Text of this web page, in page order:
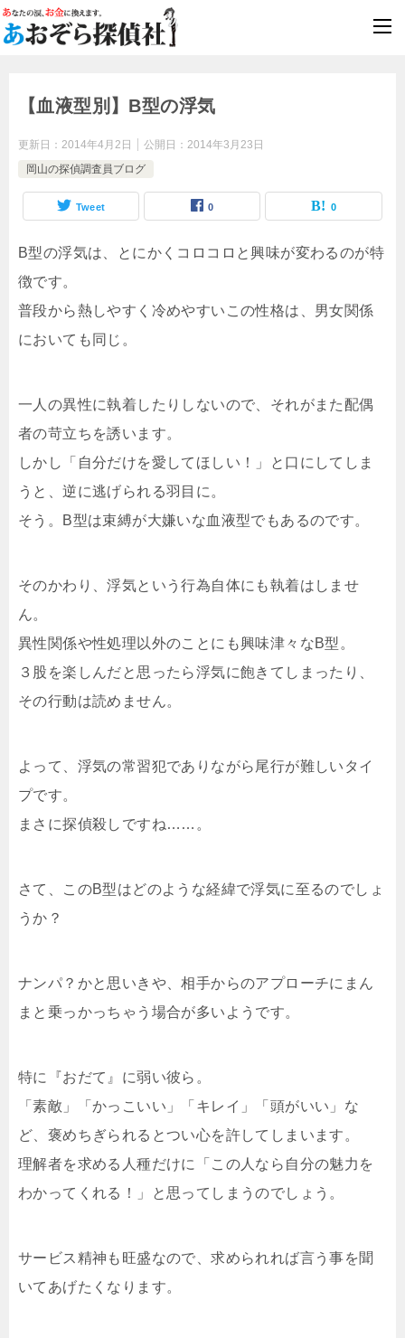
【血液型別】B型の浮気
更新日： 2014年4月2日 公開日： 2014年3月23日
岡山の探偵調査員ブログ
Tweet 0 0
B型の浮気は、とにかくコロコロと興味が変わるのが特
徴です。
普段から熱しやすく冷めやすいこの性格は、男女関係
においても同じ。
一人の異性に執着したりしないので、それがまた配偶
者の苛立ちを誘います。
しかし「自分だけを愛してほしい！」と口にしてしま
うと、逆に逃げられる羽目に。
そう。B型は束縛が大嫌いな血液型でもあるのです。
そのかわり、浮気という行為自体にも執着はしませ
ん。
異性関係や性処理以外のことにも興味津々なB型。
３股を楽しんだと思ったら浮気に飽きてしまったり、
その行動は読めません。
よって、浮気の常習犯でありながら尾行が難しいタイ
プです。
まさに探偵殺しですね……。
さて、このB型はどのような経緯で浮気に至るのでしょ
うか？
ナンパ？かと思いきや、相手からのアプローチにまん
まと乗っかっちゃう場合が多いようです。
特に『おだて』に弱い彼ら。
「素敵」「かっこいい」「キレイ」「頭がいい」な
ど、褒めちぎられるとつい心を許してしまいます。
理解者を求める人種だけに「この人なら自分の魅力を
わかってくれる！」と思ってしまうのでしょう。
サービス精神も旺盛なので、求められれば言う事を聞
いてあげたくなります。